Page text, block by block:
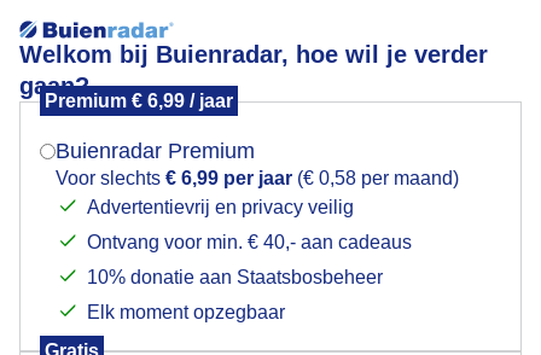
Welkom bij Buienradar, hoe wil je verder
gaan?
Premium € 6,99 / jaar
Buienradar Premium
Voor slechts € 6,99 per jaar (€ 0,58 per maand)
Advertentievrij en privacy veilig
Ontvang voor min. € 40,- aan cadeaus
10% donatie aan Staatsbosbeheer
Elk moment opzegbaar
Gratis
steken
Een moment geduld aub...
Populaire categorieën
Mogen we je locatie gebruiken voor het
Indien je hier nog geen akkoord op hebt gegeven,
verschijnt er zo een pop-up uit je browser waarin